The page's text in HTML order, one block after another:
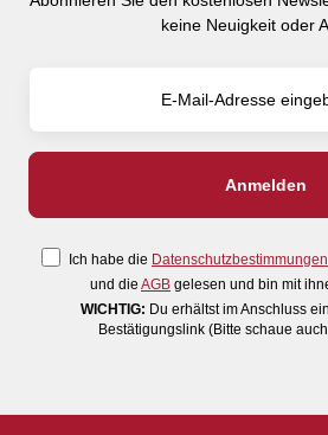
keine Neuigkeit oder
Ich habe die Datenschutzbestimmungen
und die AGB gelesen und bin mit
WICHTIG: Du erhältst im Anschluss
Bestätigungslink (Bitte schaue